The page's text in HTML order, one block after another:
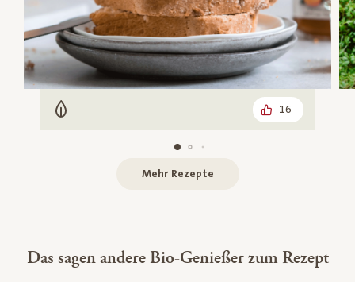
Vegetarisch 16
Mehr Rezepte
Das sagen andere Bio-Genießer zum Rezept